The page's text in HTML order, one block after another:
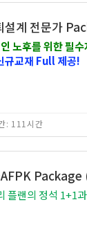
계 전문가
노후를 위한 필
규교재 Full 제공!
: 111시간
Package
플랜의 정석 1+1